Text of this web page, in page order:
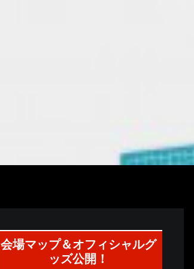
会場マップ＆オフィシャルグ
ッズ公開！